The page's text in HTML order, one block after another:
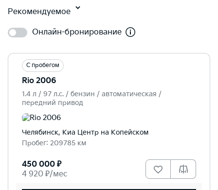
Рекомендуемое
Онлайн-бронирование
С пробегом
Rio 2006
1.4 л / 97 л.c. / бензин / автоматическая /
передний привод
Челябинск, Киа Центр на Копейском
Пробег: 209785 км
450 000 ₽
4 920 ₽/мес